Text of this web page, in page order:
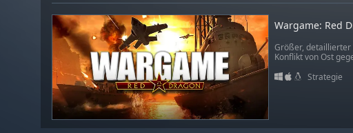
Wargame: Red
Größer, detaillierter
Konflikt von Ost
Strategie